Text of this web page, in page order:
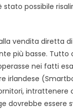
possibile
vendita diretta
più basse. Tutto
nei fatti
intrattenere
dovrebbe essere